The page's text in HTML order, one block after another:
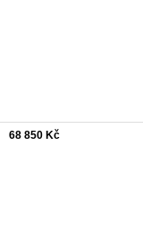
68 850 Kč